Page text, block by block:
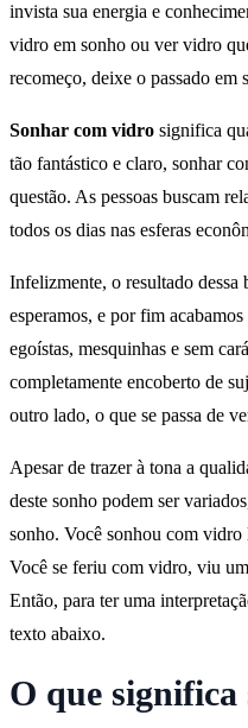
invista sua energia e
vidro em sonho ou ver vidro
recomeço, deixe o passado em
Sonhar com vidro significa
tão fantástico e claro, sonhar
questão. As pessoas buscam
todos os dias nas esferas
Infelizmente, o resultado dessa
esperamos, e por fim
egoístas, mesquinhas e sem
completamente encoberto de
outro lado, o que se passa de
Apesar de trazer à tona a
deste sonho podem ser
sonho. Você sonhou com
Você se feriu com vidro, viu
Então, para ter uma
texto abaixo.
O que